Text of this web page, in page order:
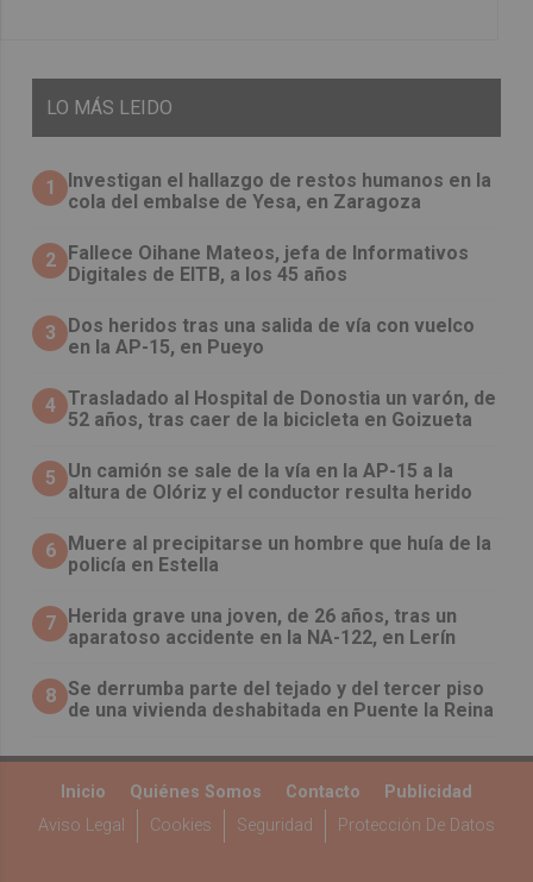
LO MÁS LEIDO
1
Investigan el hallazgo de restos humanos en la
cola del embalse de Yesa, en Zaragoza
2 Fallece Oihane Mateos, jefa de Informativos
Digitales de EITB, a los 45 años
3
Dos heridos tras una salida de vía con vuelco
en la AP-15, en Pueyo
4 Trasladado al Hospital de Donostia un varón, de
52 años, tras caer de la bicicleta en Goizueta
5
Un camión se sale de la vía en la AP-15 a la
altura de Olóriz y el conductor resulta herido
6 Muere al precipitarse un hombre que huía de la
policía en Estella
7 Herida grave una joven, de 26 años, tras un
aparatoso accidente en la NA-122, en Lerín
8 Se derrumba parte del tejado y del tercer piso
de una vivienda deshabitada en Puente la Reina
Inicio Quiénes Somos Contacto
Publicidad
Aviso Legal
Cookies Seguridad Protección De Datos